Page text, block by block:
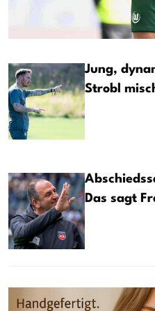
Jung,
Strobl
Das sagt